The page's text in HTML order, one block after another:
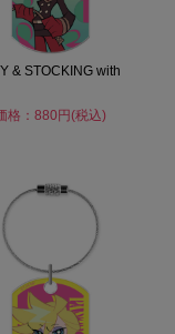
& STOCKING with
格：880円(税込)